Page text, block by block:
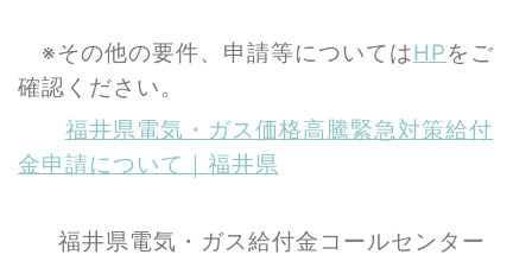
※その他の要件、申請等についてはHPをご
確認ください。
福井県電気・ガス価格⾼騰緊急対策給付
⾦申請について｜福井県
福井県電気・ガス給付金コールセンター